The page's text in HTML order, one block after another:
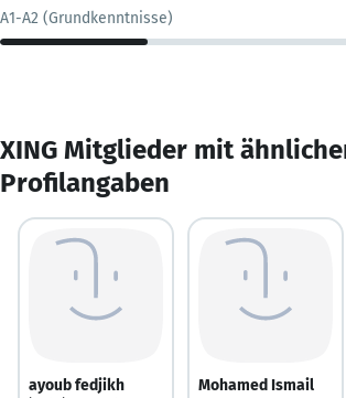
A1-A2 (Grundkenntnisse)
XING Mitglieder mit
Profilangaben
ayoub fedjikh Mohamed Ismail